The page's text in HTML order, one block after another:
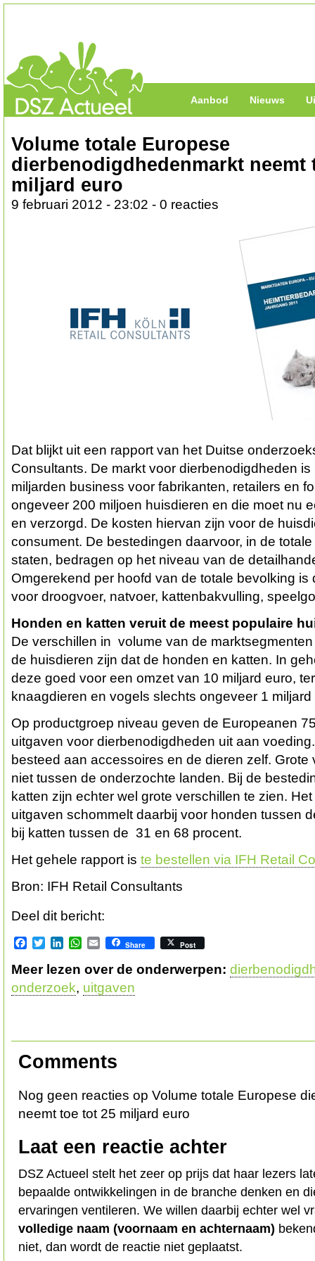
Aanbod Nieuws
Volume totale Europese
dierbenodigdhedenmarkt neemt
miljard euro
9 februari 2012 - 23:02 - 0 reacties
Dat blijkt uit een rapport van het Duitse
Consultants. De markt voor dierbenodigdheden
miljarden business voor fabrikanten, retailers en
ongeveer 200 miljoen huisdieren en die moet nu
en verzorgd. De kosten hiervan zijn voor de
consument. De bestedingen daarvoor, in de
staten, bedragen op het niveau van de
Omgerekend per hoofd van de totale bevolking is
voor droogvoer, natvoer, kattenbakvulling,
Honden en katten veruit de meest populaire
De verschillen in volume van de
de huisdieren zijn dat de honden en katten. In
deze goed voor een omzet van 10 miljard euro,
knaagdieren en vogels slechts ongeveer 1
Op productgroep niveau geven de Europeanen
uitgaven voor dierbenodigdheden uit aan
besteed aan accessoires en de dieren zelf. Grote
niet tussen de onderzochte landen. Bij de
katten zijn echter wel grote verschillen te zien.
uitgaven schommelt daarbij voor honden tussen
bij katten tussen de 31 en 68 procent.
Het gehele rapport is te bestellen via IFH Retail
Bron: IFH Retail Consultants
Deel dit bericht:
Facebook
TwitterLinkedInWhatsApp
EmailShare Post
Meer lezen over de onderwerpen:
onderzoek, uitgaven
Comments
Nog geen reacties op Volume totale Europese
neemt toe tot 25 miljard euro
Laat een reactie achter
DSZ Actueel stelt het zeer op prijs dat haar lezers
bepaalde ontwikkelingen in de branche denken en
ervaringen ventileren. We willen daarbij echter wel
volledige naam (voornaam en achternaam)
niet, dan wordt de reactie niet geplaatst.